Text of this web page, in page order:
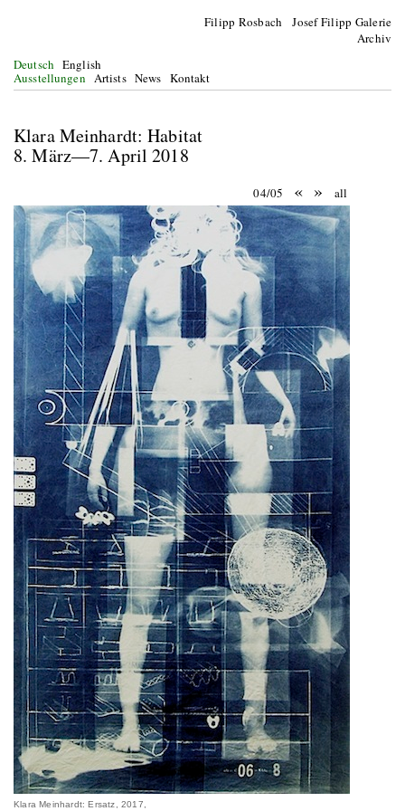
Filipp Rosbach Josef Filipp Galerie
Archiv
Deutsch English
Ausstellungen Artists News Kontakt
Klara Meinhardt: Habitat
8. März—7. April 2018
04/05 « » all
Klara Meinhardt: Ersatz, 2017,